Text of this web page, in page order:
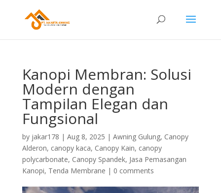
Kanopi Membran: Solusi
Modern dengan
Tampilan Elegan dan
Fungsional
by jakar178 | Aug 8, 2025 | Awning Gulung, Canopy
Alderon, canopy kaca, Canopy Kain, canopy
polycarbonate, Canopy Spandek, Jasa Pemasangan
Kanopi, Tenda Membrane | 0 comments